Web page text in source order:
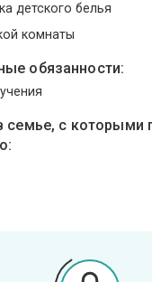
детского белья
комнаты
обязанности:
семье, с которыми